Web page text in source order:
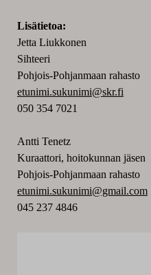
Lisätietoa:
Jetta Liukkonen
Sihteeri
Pohjois-Pohjanmaan rahasto
etunimi.sukunimi@skr.fi
050 354 7021
Antti Tenetz
Kuraattori, hoitokunnan jäsen
Pohjois-Pohjanmaan rahasto
etunimi.sukunimi@gmail.com
045 237 4846